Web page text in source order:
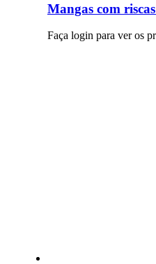
Mangas com
Faça login para ver os